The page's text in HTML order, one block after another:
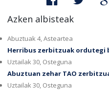
Azken albisteak
Abuztuak 4, Asteartea
Herribus zerbitzuak ordutegi
Uztailak 30, Osteguna
Abuztuan zehar TAO
Uztailak 30, Osteguna